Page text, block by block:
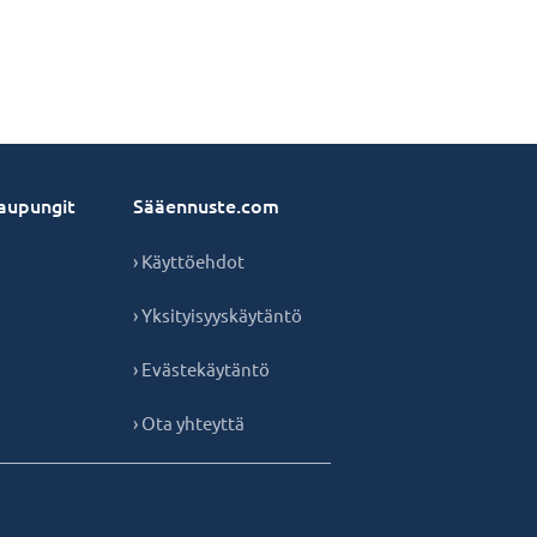
Sääennuste.com
› Käyttöehdot
› Yksityisyyskäytäntö
› Evästekäytäntö
› Ota yhteyttä